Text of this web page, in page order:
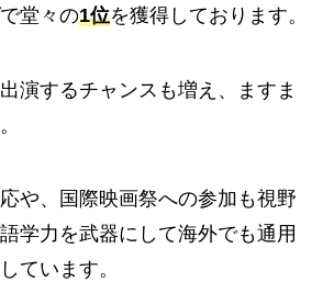
で堂々の1位を獲得しております。
演するチャンスも増え、ますま
や、国際映画祭への参加も視野
学力を武器にして海外でも通用
ています。